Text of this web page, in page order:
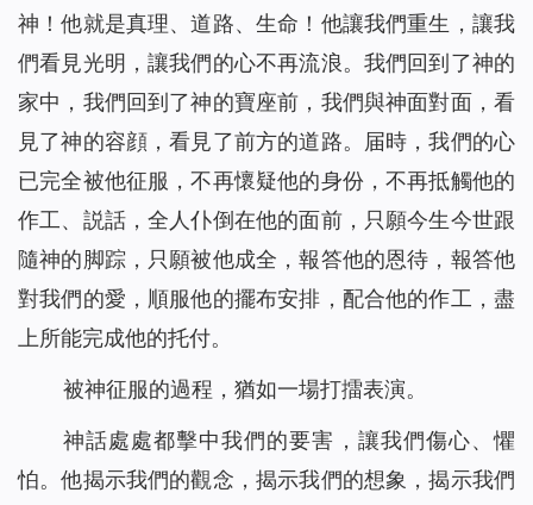
神！他就是真理、道路、生命！他讓我們重生，讓我
們看見光明，讓我們的心不再流浪。我們回到了神的
家中，我們回到了神的寶座前，我們與神面對面，看
見了神的容顔，看見了前方的道路。届時，我們的心
已完全被他征服，不再懷疑他的身份，不再抵觸他的
作工、説話，全人仆倒在他的面前，只願今生今世跟
隨神的脚踪，只願被他成全，報答他的恩待，報答他
對我們的愛，順服他的擺布安排，配合他的作工，盡
上所能完成他的托付。
被神征服的過程，猶如一場打擂表演。
神話處處都擊中我們的要害，讓我們傷心、懼
怕。他揭示我們的觀念，揭示我們的想象，揭示我們